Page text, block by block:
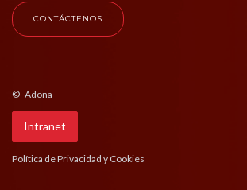
CONTÁCTENOS
© Adona
Intranet
Política de Privacidad y Cookies